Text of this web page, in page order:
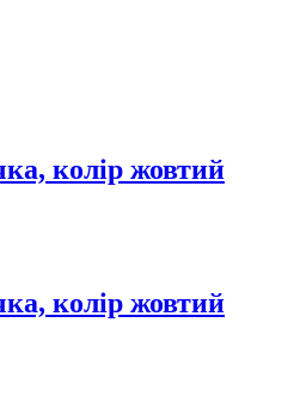
колір жовтий
колір жовтий